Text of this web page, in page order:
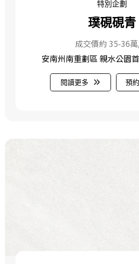
特別企劃
璞硯硯青
成交價約 35-36
安南州南重劃區 親水公園
閱讀更多 預